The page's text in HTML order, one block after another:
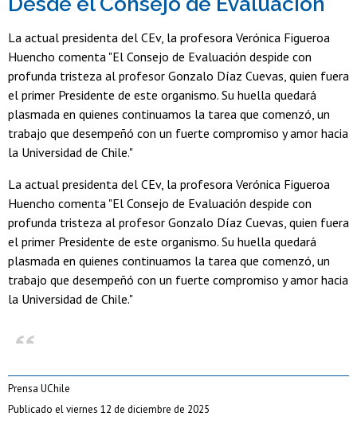
La actual presidenta del CEv, la profesora Verónica Figueroa
Huencho comenta "El Consejo de Evaluación despide con
profunda tristeza al profesor Gonzalo Díaz Cuevas, quien fuera
el primer Presidente de este organismo. Su huella quedará
plasmada en quienes continuamos la tarea que comenzó, un
trabajo que desempeñó con un fuerte compromiso y amor hacia
la Universidad de Chile."
La actual presidenta del CEv, la profesora Verónica Figueroa
Huencho comenta "El Consejo de Evaluación despide con
profunda tristeza al profesor Gonzalo Díaz Cuevas, quien fuera
el primer Presidente de este organismo. Su huella quedará
plasmada en quienes continuamos la tarea que comenzó, un
trabajo que desempeñó con un fuerte compromiso y amor hacia
la Universidad de Chile."
Prensa UChile
Publicado el viernes 12 de diciembre de 2025